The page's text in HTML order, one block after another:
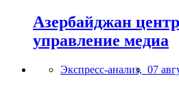
Азербайджан
управление медиа
Экспресс-анализ, 07